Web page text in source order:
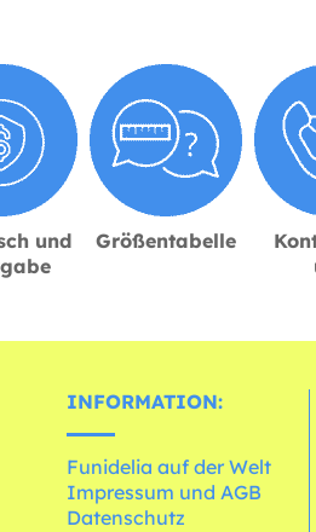
und
Größentabelle
INFORMATION:
Funidelia auf der Welt
Impressum und AGB
Datenschutz